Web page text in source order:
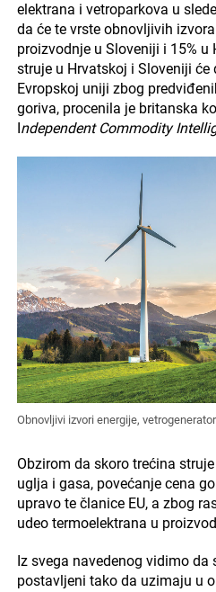
elektrana i vetroparkova u
da će te vrste obnovljivih
proizvodnje u Sloveniji i 15%
struje u Hrvatskoj i Sloveniji
Evropskoj uniji zbog
goriva, procenila je britanska
ndependent Commodity
Obnovljivi izvori energije,
Obzirom da skoro trećina
uglja i gasa, povećanje cena
upravo te članice EU, a zbog
udeo termoelektrana u
Iz svega navedenog vidimo
postavljeni tako da uzimaju u